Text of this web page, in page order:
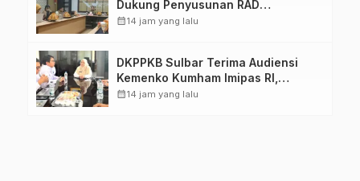
Dukung Penyusunan RAD
TPB/SDGs Sulawesi Barat
calendar_month14 jam yang lalu
DKPPKB Sulbar Terima Audiensi
Kemenko Kumham Imipas RI,
Perkuat Pelayanan Kesehatan bagi
calendar_month14 jam yang lalu